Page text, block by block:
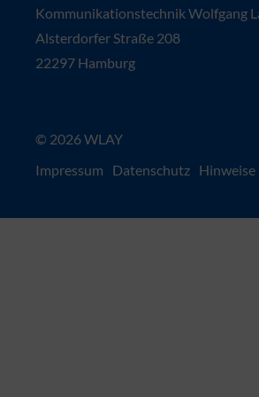
Kommunikationstechnik Wolfgang
Alsterdorfer Straße 208
22297 Hamburg
© 2026 WLAY
Impressum
Datenschutz Hinweise